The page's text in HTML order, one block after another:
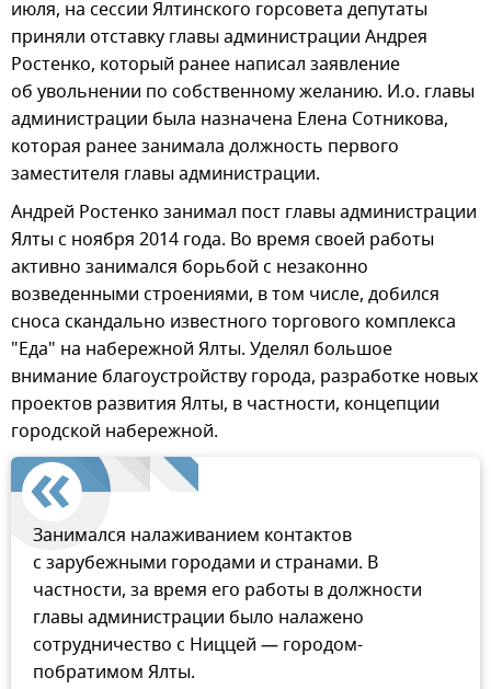
июля, на сессии Ялтинского горсовета депутаты
приняли отставку главы администрации Андрея
Ростенко, который ранее написал заявление
об увольнении по собственному желанию. И.о. главы
администрации была назначена Елена Сотникова,
которая ранее занимала должность первого
заместителя главы администрации.
Андрей Ростенко занимал пост главы администрации
Ялты с ноября 2014 года. Во время своей работы
активно занимался борьбой с незаконно
возведенными строениями, в том числе, добился
сноса скандально известного торгового комплекса
"Еда" на набережной Ялты. Уделял большое
внимание благоустройству города, разработке новых
проектов развития Ялты, в частности, концепции
городской набережной.
Занимался налаживанием контактов
с зарубежными городами и странами. В
частности, за время его работы в должности
главы администрации было налажено
сотрудничество с Ниццей — городом-
побратимом Ялты.